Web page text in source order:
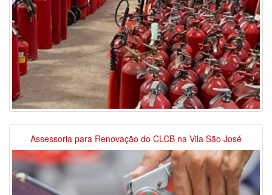
Assessoria para Renovação do CLCB na Vila São José